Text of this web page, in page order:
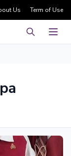
Us Term of Use
Pencarian